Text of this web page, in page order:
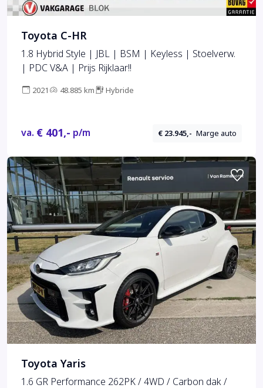
Toyota C-HR
1.8 Hybrid Style | JBL | BSM | Keyless | Stoelverw.
| PDC V&A | Prijs Rijklaar!!
2021 48.885 km Hybride
va. € 401,- p/m € 23.945,- Marge auto
Toyota Yaris
1.6 GR Performance 262PK / 4WD / Carbon dak /